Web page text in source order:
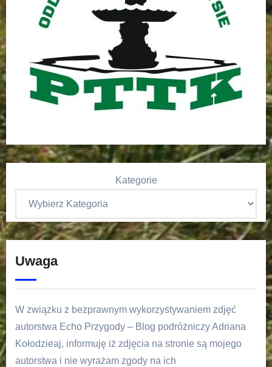
Kategorie
Uwaga
W związku z bezprawnym wykorzystywaniem zdjęć
autorstwa Echo Przygody – Blog podróżniczy Adriana
Kołodzieaj, informuję iż zdjęcia na stronie są mojego
autorstwa i nie wyrażam zgody na ich